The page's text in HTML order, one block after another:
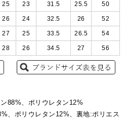
25 23 31.5 25.5 50
26 24 32.5 26 52
27 25 33.5 26.5 54
28 26 34.5 27 56
88%、ポリウレタン12%
、ポリウレタン12%、裏地:ポリエス